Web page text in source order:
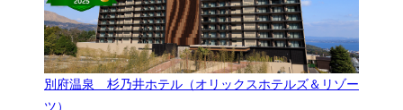
別府温泉 杉乃井ホテル（オリックスホテルズ＆リゾー
ツ）